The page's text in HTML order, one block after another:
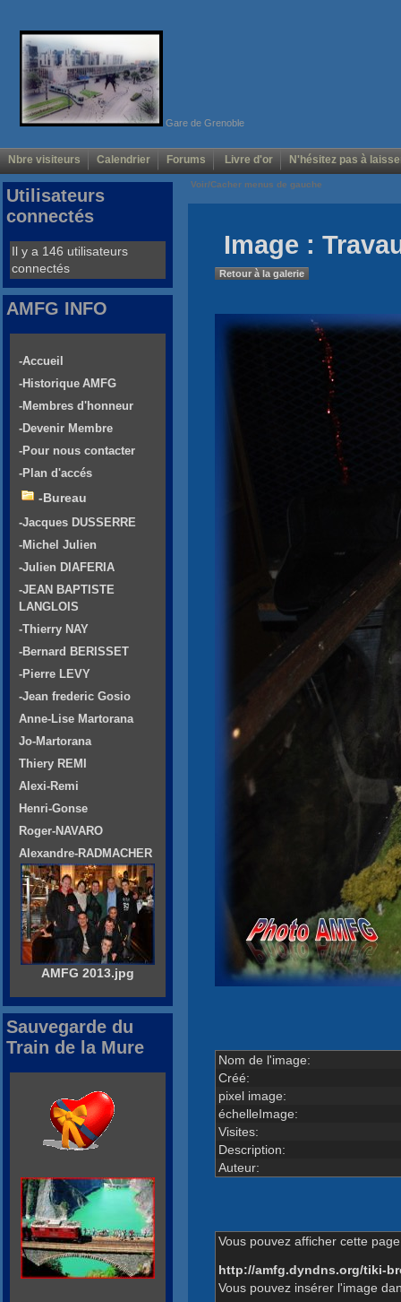
Gare de Grenoble
Nbre visiteurs Calendrier Forums Livre d'or N'hésitez pas à
Voir/Cacher menus de gauche
Image :
Retour à la galerie
Nom de l'image:
Créé:
pixel image:
échelleImage:
Visites:
Description:
Auteur:
Vous pouvez afficher cette
http://amfg.dyndns.org/tiki-
Vous pouvez insérer l'image
Utilisateurs
connectés
Il y a 146 utilisateurs
connectés
AMFG INFO
-Accueil
-Historique AMFG
-Membres d'honneur
-Devenir Membre
-Pour nous contacter
-Plan d'accés
-Bureau
-Jacques DUSSERRE
-Michel Julien
-Julien DIAFERIA
-JEAN BAPTISTE
LANGLOIS
-Thierry NAY
-Bernard BERISSET
-Pierre LEVY
-Jean frederic Gosio
Anne-Lise Martorana
Jo-Martorana
Thiery REMI
Alexi-Remi
Henri-Gonse
Roger-NAVARO
Alexandre-RADMACHER
AMFG 2013.jpg
Sauvegarde du
Train de la Mure